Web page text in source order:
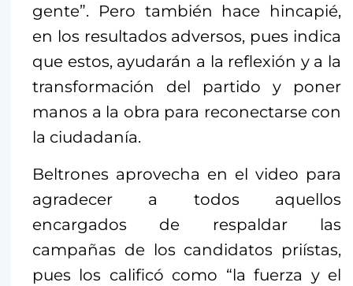
gente”. Pero también hace hincapié,
en los resultados adversos, pues indica
que estos, ayudarán a la reflexión y a la
transformación del partido y poner
manos a la obra para reconectarse con
la ciudadanía.
Beltrones aprovecha en el video para
agradecer a todos aquellos
encargados de respaldar las
campañas de los candidatos priístas,
pues los calificó como “la fuerza y el